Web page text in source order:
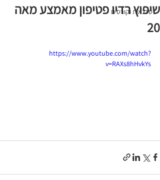
סדנאות וקורסים
שיפוץ רדיו פטיפון מאמצע מאה
20
https://www.youtube.com/watch?
v=RAXs8hHvkYs